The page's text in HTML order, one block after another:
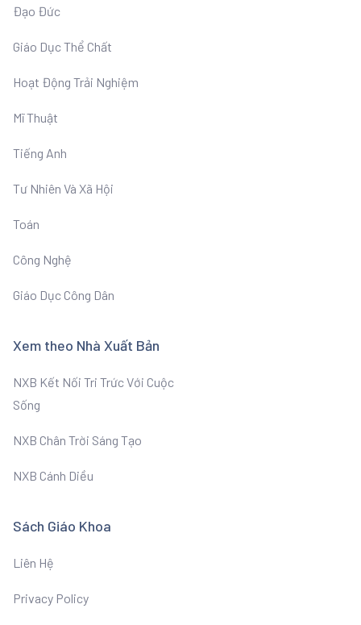
Đạo Đức
Giáo Dục Thể Chất
Hoạt Động Trải Nghiệm
Mĩ Thuật
Tiếng Anh
Tư Nhiên Và Xã Hội
Toán
Công Nghệ
Giáo Dục Công Dân
Xem theo Nhà Xuất Bản
NXB Kết Nối Tri Trức Với Cuộc
Sống
NXB Chân Trời Sáng Tạo
NXB Cánh Diều
Sách Giáo Khoa
Liên Hệ
Privacy Policy